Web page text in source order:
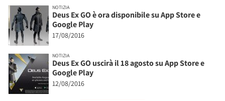
NOTIZIA
Deus Ex GO è ora disponibile su App Store e
Google Play
17/08/2016
NOTIZIA
Deus Ex GO uscirà il 18 agosto su App Store e
Google Play
12/08/2016